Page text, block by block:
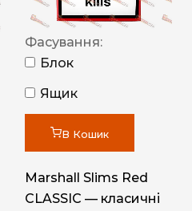
Фасування:
Блок
Ящик
В Кошик
Marshall Slims Red
CLASSIC — класичні